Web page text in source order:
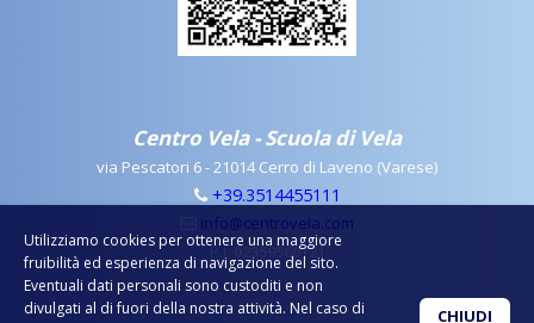
Centro Vela - Scuola di Vela
via Pescatori 6 - 21014 Cerro di Laveno (Varese)
+39.3514455111
info@centrovela.com
P.I. 02359560121
Utilizziamo cookies per ottenere una maggiore
fruibilità ed esperienza di navigazione del sito.
Eventuali dati personali sono custoditi e non
divulgati al di fuori della nostra attività. Nel caso di
CHIUDI